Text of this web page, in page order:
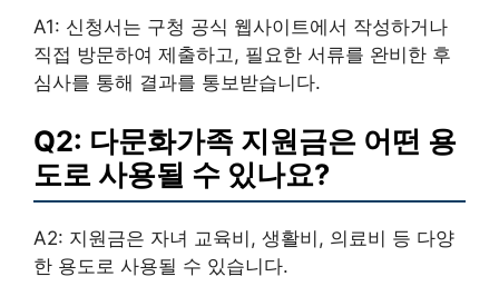
A1: 신청서는 구청 공식 웹사이트에서 작성하거나
직접 방문하여 제출하고, 필요한 서류를 완비한 후
심사를 통해 결과를 통보받습니다.
Q2: 다문화가족 지원금은 어떤 용
도로 사용될 수 있나요?
A2: 지원금은 자녀 교육비, 생활비, 의료비 등 다양
한 용도로 사용될 수 있습니다.